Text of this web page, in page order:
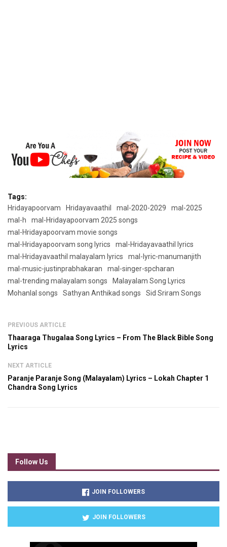
Tags:
Hridayapoorvam
Hridayavaathil mal-2020-2029
mal-2025
mal-h
mal-Hridayapoorvam 2025 songs
mal-Hridayapoorvam movie songs
mal-Hridayapoorvam song lyrics
mal-Hridayavaathil lyrics
mal-Hridayavaathil malayalam lyrics
mal-lyric-manumanjith
mal-music-justinprabhakaran
mal-singer-spcharan
mal-trending malayalam songs
Malayalam Song Lyrics
Mohanlal songs
Sathyan Anthikad songs Sid Sriram Songs
PREVIOUS ARTICLE
Thaaraga Thugalaa Song Lyrics – From The Black Bible Song
Lyrics
NEXT ARTICLE
Paranje Paranje Song (Malayalam) Lyrics – Lokah Chapter 1
Chandra Song Lyrics
Follow Us
JOIN FOLLOWERS
JOIN FOLLOWERS